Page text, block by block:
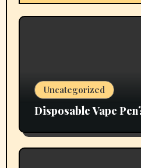
Uncategorized
Disposable Vape